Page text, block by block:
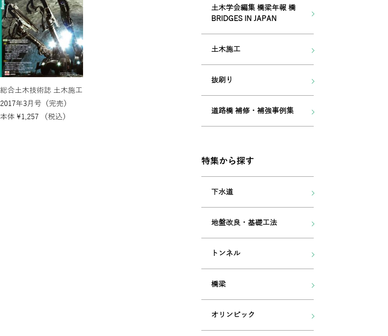
総合土木技術誌 土木施工
2017年3月号（完売）
本体 ¥1,257 （税込）
土木学会編集 橋梁年報 橋
BRIDGES IN JAPAN
土木施工
抜刷り
道路橋 補修・補強事例集
特集から探す
下水道
地盤改良・基礎工法
トンネル
橋梁
オリンピック